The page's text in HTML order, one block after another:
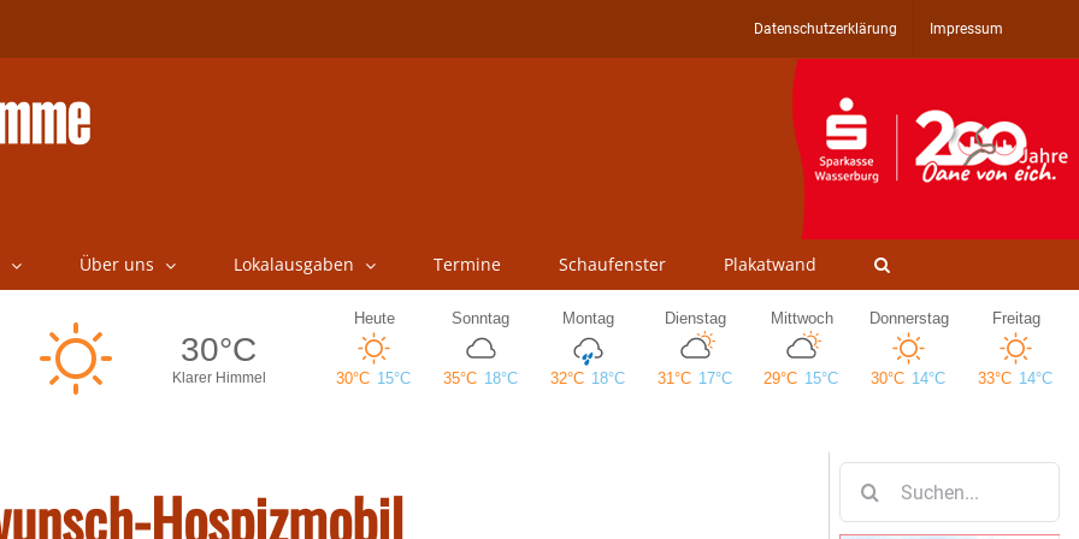
Datenschutzerklärung Impressum
Über uns Lokalausgaben Termine Schaufenster Plakatwand
Hospizmobil
nach: